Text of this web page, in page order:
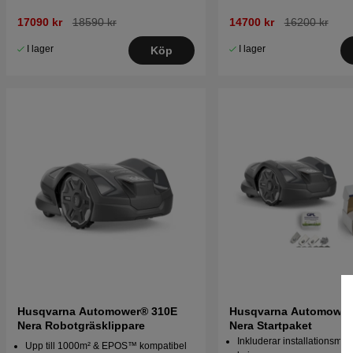
17090 kr 18590 kr
I lager Köp
14700 kr 16200 kr
I lager
Husqvarna Automower® 310E
Nera Robotgräsklippare
Upp till 1000m² & EPOS™ kompatibel
Husqvarna
Nera Startpaket
Inkluderar